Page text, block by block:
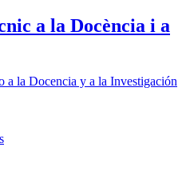
a la Docència i a
a la Docencia y a la Investigación